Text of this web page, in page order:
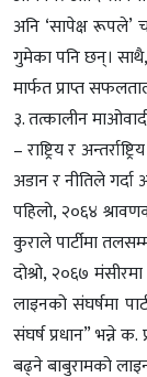
अनि ‘सापेक्ष
गुमेका पनि छन्।
मार्फत प्राप्त
३. तत्कालीन
– राष्ट्रिय र
अडान र नीतिले गर्दा
पहिलो, २०६४
कुराले पार्टीमा
दोश्रो, २०६७
लाइनको संघर्षमा
संघर्ष प्रधान” भन्ने
बढ्ने बाबुरामको